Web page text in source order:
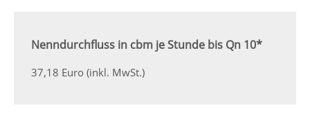
Nenndurchfluss in cbm je Stunde bis Qn 10*
37,18 Euro (inkl. MwSt.)